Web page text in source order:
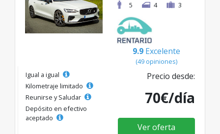
5
4 3
9.9 Excelente
(49 opiniones)
Igual a igual
Kilometraje limitado
Reunirse y Saludar
Depósito en efectivo
aceptado
Precio desde:
70€/día
Ver oferta